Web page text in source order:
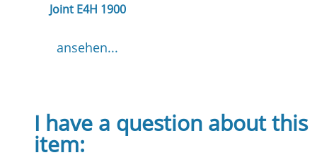
Joint E4H 1900
ansehen...
I have a question about this
item: